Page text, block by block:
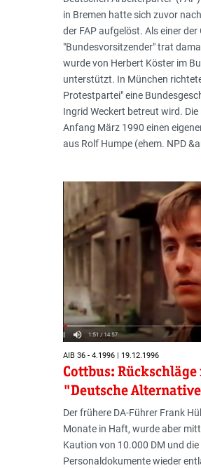
in Bremen hatte sich zuvor
der FAP aufgelöst. Als einer der
"Bundesvorsitzender" trat
wurde von Herbert Köster im
unterstützt. In München
Protestpartei" eine
Ingrid Weckert betreut wird.
Anfang März 1990 einen
aus Rolf Humpe (ehem. NPD
AIB 36 - 4.1996 | 19.12.1996
Cottbus:
"Deutsche
Der frühere DA-Führer Frank
Monate in Haft, wurde aber
Kaution von 10.000 DM und
Personaldokumente wieder